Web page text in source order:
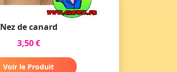
Nez de canard
3,50 €
Voir le Produit